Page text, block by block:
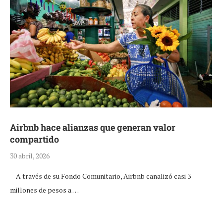
Airbnb hace alianzas que generan valor
compartido
30 abril, 2026
A través de su Fondo Comunitario, Airbnb canalizó casi 3
millones de pesos a …